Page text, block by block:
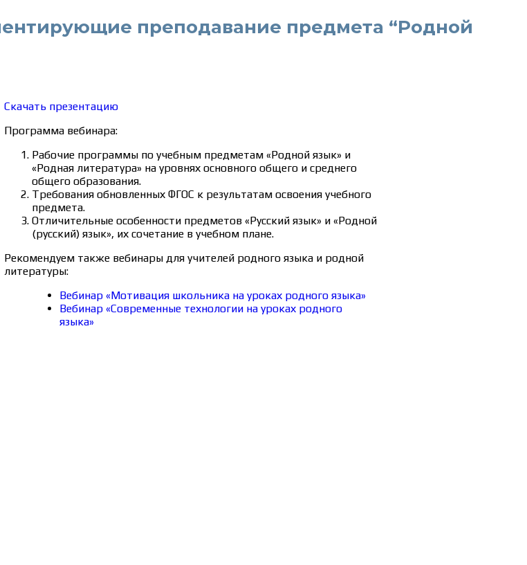
преподавание предмета “Родной
Скачать презентацию
Программа вебинара:
Рабочие программы по учебным предметам «Родной язык» и
«Родная литература» на уровнях основного общего и среднего
общего образования.
Требования обновленных ФГОС к результатам освоения учебного
предмета.
Отличительные особенности предметов «Русский язык» и «Родной
(русский) язык», их сочетание в учебном плане.
Рекомендуем также вебинары для учителей родного языка и родной
литературы:
Вебинар «Мотивация школьника на уроках родного языка»
Вебинар «Современные технологии на уроках родного
языка»